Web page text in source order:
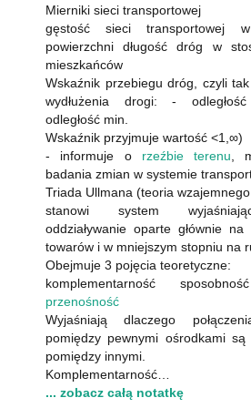
Mierniki sieci transportowej
gęstość sieci transportowej
powierzchni długość dróg w
mieszkańców
Wskaźnik przebiegu dróg, czyli
wydłużenia drogi: -
odległość min.
Wskaźnik przyjmuje wartość <1,∞)
- informuje o rzeźbie terenu ,
badania zmian w systemie
Triada Ullmana (teoria
stanowi system
oddziaływanie oparte głównie
towarów i w mniejszym stopniu na
Obejmuje 3 pojęcia teoretyczne:
komplementarność
przenośność
Wyjaśniają dlaczego
pomiędzy pewnymi ośrodkami są
pomiędzy innymi.
Komplementarność…
... zobacz całą notatkę